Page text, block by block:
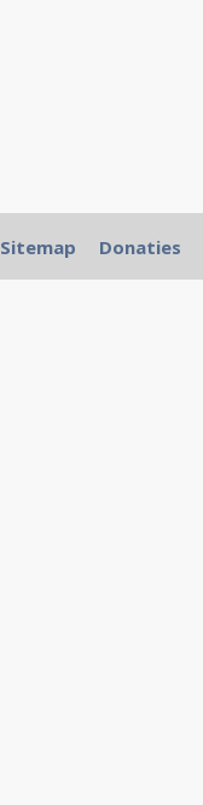
Sitemap Donaties